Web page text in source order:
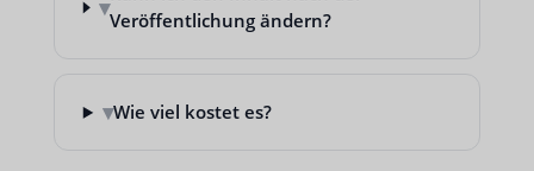
▾Veröffentlichung ändern?
▾Wie viel kostet es?